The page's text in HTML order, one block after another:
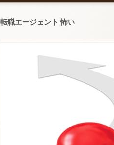
転職エージェント 怖い